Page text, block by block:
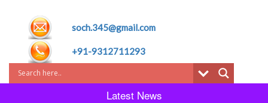
soch.345@gmail.com
+91-9312711293
Latest News